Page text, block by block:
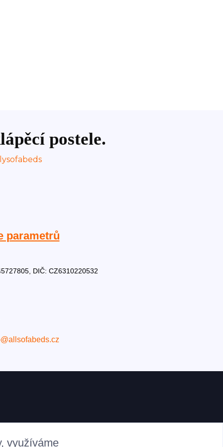
postele.
parametrů
DIČ: CZ6310220532
využíváme